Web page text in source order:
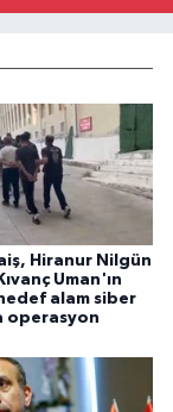
Hiranur Nilgün
Uman'ın
alam siber
operasyon